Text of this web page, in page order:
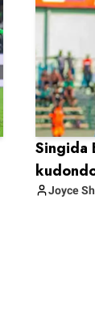
Singida
Joyce